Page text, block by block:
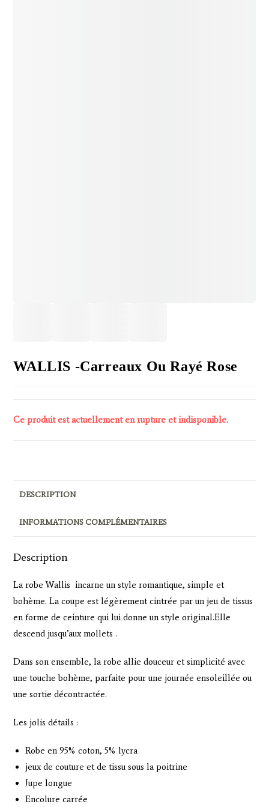
WALLIS -carreaux Ou Rayé Rose
Ce produit est actuellement en rupture et indisponible.
DESCRIPTION
INFORMATIONS COMPLÉMENTAIRES
Description
La robe Wallis incarne un style romantique, simple et
bohème. La coupe est légèrement cintrée par un jeu de tissus
en forme de ceinture qui lui donne un style original.Elle
descend jusqu’aux mollets .
Dans son ensemble, la robe allie douceur et simplicité avec
une touche bohème, parfaite pour une journée ensoleillée ou
une sortie décontractée.
Les jolis détails :
Robe en 95% coton, 5% lycra
jeux de couture et de tissu sous la poitrine
Jupe longue
Encolure carrée